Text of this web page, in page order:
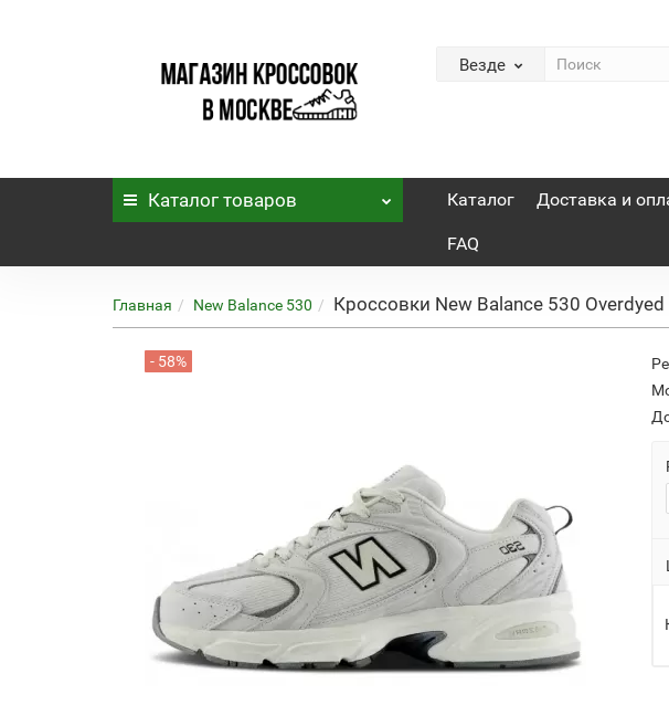
Везде
Каталог товаров Каталог Доставка и
FAQ
Главная New Balance 530 Кроссовки New Balance 530 Overdyed
- 58%